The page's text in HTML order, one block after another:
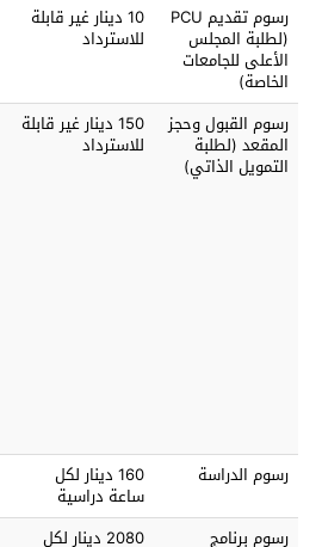
رسوم تقديم PCU
(لطلبة المجلس
الأعلى للجامعات
الخاصة)
10 دينار غير قابلة
للاسترداد
رسوم القبول وحجز
المقعد (لطلبة
التمويل الذاتي)
150 دينار غير قابلة
للاسترداد
رسوم الدراسة 160 دينار لكل
ساعة دراسية
رسوم برنامج 2080 دينار لكل